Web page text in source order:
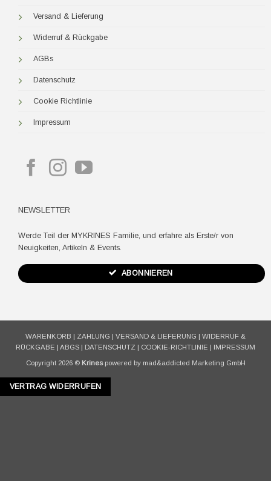
Versand & Lieferung
Widerruf & Rückgabe
AGBs
Datenschutz
Cookie Richtlinie
Impressum
NEWSLETTER
Werde Teil der MYKRINES Familie, und erfahre als Erste/r von
Neuigkeiten, Artikeln & Events.
ABONNIEREN
WARENKORB | ZAHLUNG | VERSAND & LIEFERUNG | WIDERRUF &
RÜCKGABE | ABGS | DATENSCHUTZ | COOKIE-RICHTLINIE | IMPRESSUM
Copyright 2026 © Krinespowered by mad&addicted Marketing GmbH
VERTRAG WIDERRUFEN